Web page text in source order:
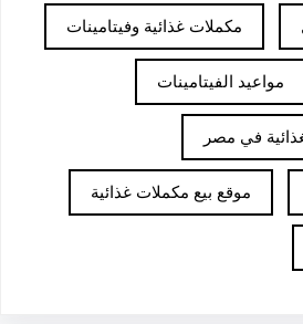
مكملات غذائية وفيتامينات
مواعيد الفيتامينات
في مصر
موقع بيع مكملات غذائية